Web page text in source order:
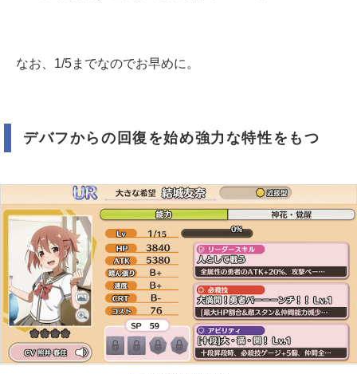
なお、1/5までなのでお早めに。
デバフからの回復を始め強力な特性をもつ